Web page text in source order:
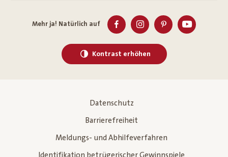
Mehr ja! Natürlich auf
Kontrast erhöhen
Datenschutz
Barrierefreiheit
Meldungs- und Abhilfeverfahren
Identifikation betrügerischer Gewinnspiele